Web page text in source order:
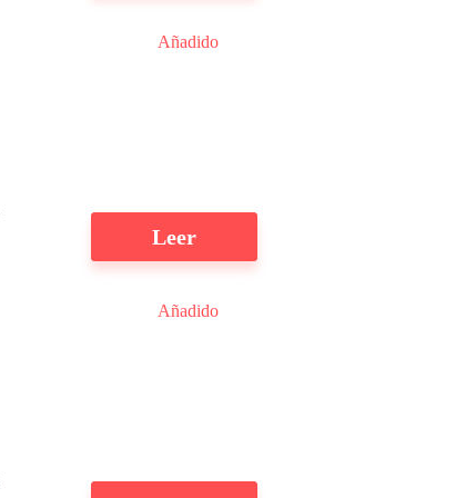
Añadido
Leer
Añadido